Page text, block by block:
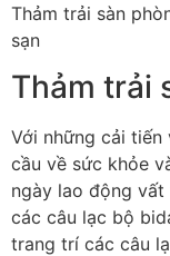
Thảm trải sàn
sạn
Thảm trải
Với những cải tiến
cầu về sức khỏe
ngày lao động
các câu lạc bộ
trang trí các câu